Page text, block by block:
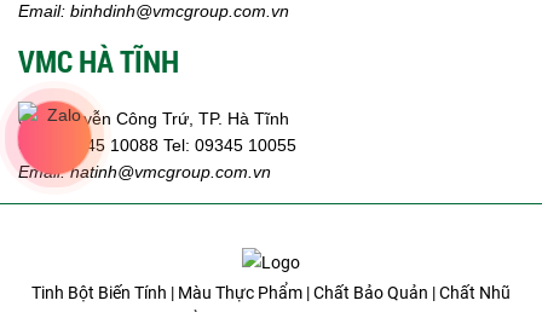
Email: binhdinh@vmcgroup.com.vn
VMC HÀ TĨNH
359 Nguyễn Công Trứ, TP. Hà Tĩnh
Call:
09345 10088 Tel: 09345 10055
Email: hatinh@vmcgroup.com.vn
Tinh Bột Biến Tính | Màu Thực Phẩm | Chất Bảo Quản | Chất Nhũ